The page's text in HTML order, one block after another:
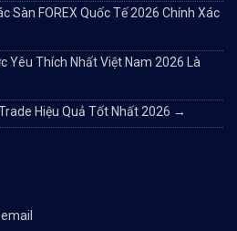
Sàn FOREX Quốc Tế 2026 Chính Xác
Yêu Thích Nhất Việt Nam 2026 Là
Hiệu Quả Tốt Nhất 2026 →